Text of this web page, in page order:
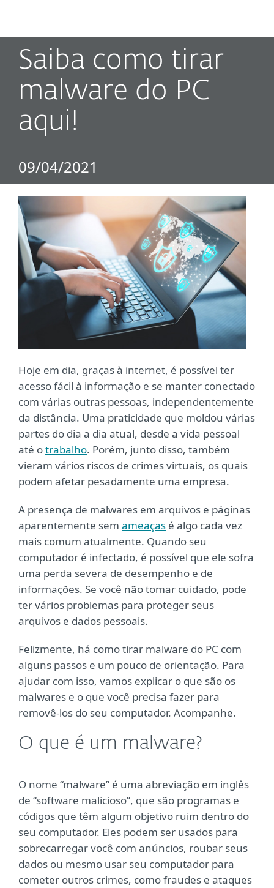
Saiba como tirar
malware do PC
aqui!
09/04/2021
Hoje em dia, graças à internet, é possível ter
acesso fácil à informação e se manter conectado
com várias outras pessoas, independentemente
da distância. Uma praticidade que moldou várias
partes do dia a dia atual, desde a vida pessoal
até otrabalho. Porém, junto disso, também
vieram vários riscos de crimes virtuais, os quais
podem afetar pesadamente uma empresa.
A presença de malwares em arquivos e páginas
aparentemente sem ameaças é algo cada vez
mais comum atualmente. Quando seu
computador é infectado, é possível que ele sofra
uma perda severa de desempenho e de
informações. Se você não tomar cuidado, pode
ter vários problemas para proteger seus
arquivos e dados pessoais.
Felizmente, há como tirar malware do PC com
alguns passos e um pouco de orientação. Para
ajudar com isso, vamos explicar o que são os
malwares e o que você precisa fazer para
removê-los do seu computador. Acompanhe.
O que é um malware?
O nome “malware” é uma abreviação em inglês
de “software malicioso”, que são programas e
códigos que têm algum objetivo ruim dentro do
seu computador. Eles podem ser usados para
sobrecarregar você com anúncios, roubar seus
dados ou mesmo usar seu computador para
cometer outros crimes, como fraudes e ataques